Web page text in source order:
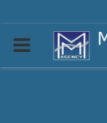
PRIMARY